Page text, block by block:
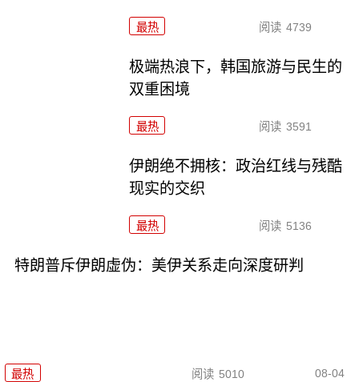
最热 阅读 4739
极端热浪下，韩国旅游与民生的
双重困境
最热 阅读 3591
伊朗绝不拥核：政治红线与残酷
现实的交织
最热 阅读 5136
特朗普斥伊朗虚伪：美伊关系走向深度研判
最热 阅读 5010 08-04